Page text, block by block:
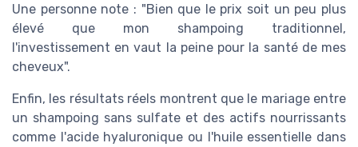
Une personne note : "Bien que le prix soit un peu plus
élevé que mon shampoing traditionnel,
l'investissement en vaut la peine pour la santé de mes
cheveux".
Enfin, les résultats réels montrent que le mariage entre
un shampoing sans sulfate et des actifs nourrissants
comme l'acide hyaluronique ou l'huile essentielle dans